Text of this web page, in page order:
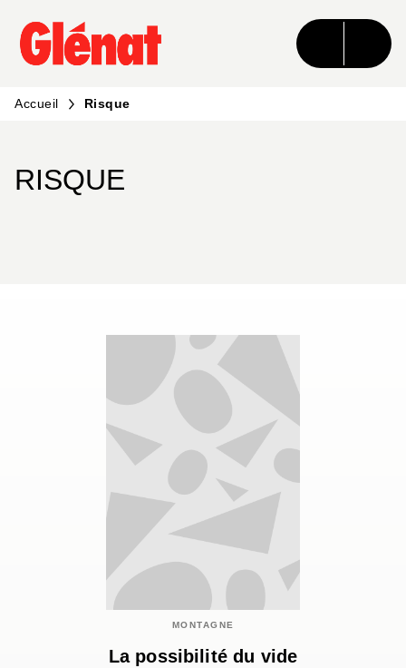
MENU RECHERCHE CONTENU
PIED DE PAGE
Accueil Risque
RISQUE
MONTAGNE
La possibilité du vide